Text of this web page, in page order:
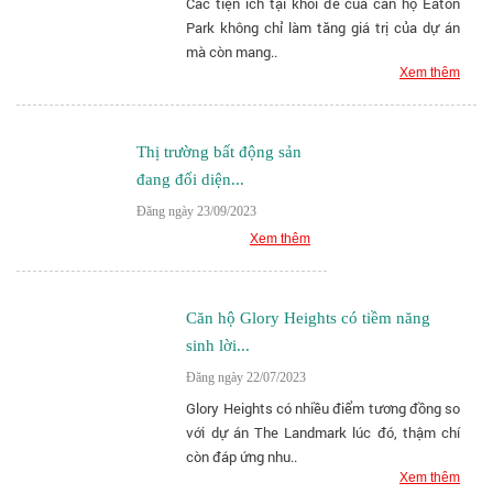
Park không chỉ làm tăng giá trị của dự án
mà còn mang..
Xem thêm
Thị trường bất động sản
đang đối diện...
Đăng ngày 23/09/2023
Xem thêm
Căn hộ Glory Heights có tiềm năng
sinh lời...
Đăng ngày 22/07/2023
Glory Heights có nhiều điểm tương đồng so
với dự án The Landmark lúc đó, thậm chí
còn đáp ứng nhu..
Xem thêm